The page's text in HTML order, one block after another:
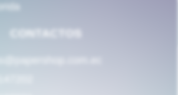
CONTACTOS